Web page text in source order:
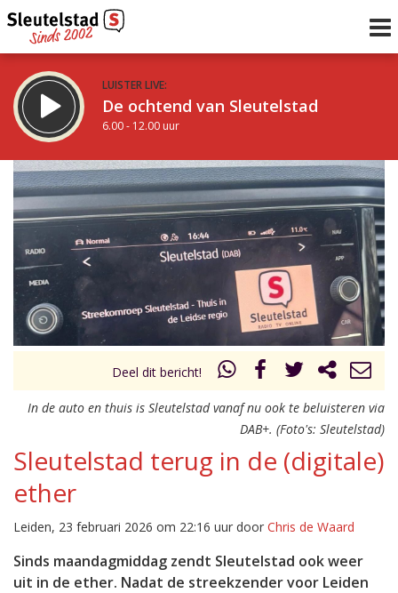
LUISTER LIVE:
De ochtend van Sleutelstad
6.00 - 12.00 uur
STRAKS:
De middag van Sleutelstad
12.00 - 18.00 uur
Vorig uur
uur 1 van 0 Volgend uur
Deel dit bericht!
In de auto en thuis is Sleutelstad vanaf nu ook te beluisteren via
DAB+. (Foto's: Sleutelstad)
Sleutelstad terug in de (digitale)
ether
Leiden, 23 februari 2026 om 22:16 uur door Chris de Waard
Sinds maandagmiddag zendt Sleutelstad ook weer
uit in de ether. Nadat de streekzender voor Leiden